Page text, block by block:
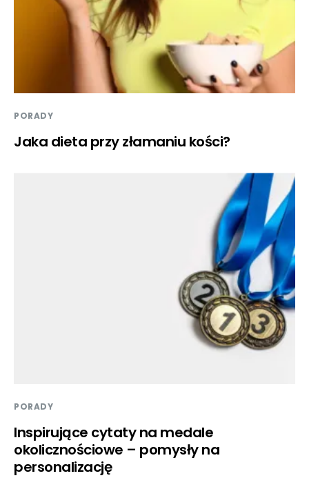
PORADY
Jaka dieta przy złamaniu kości?
PORADY
Inspirujące cytaty na medale
okolicznościowe – pomysły na
personalizację